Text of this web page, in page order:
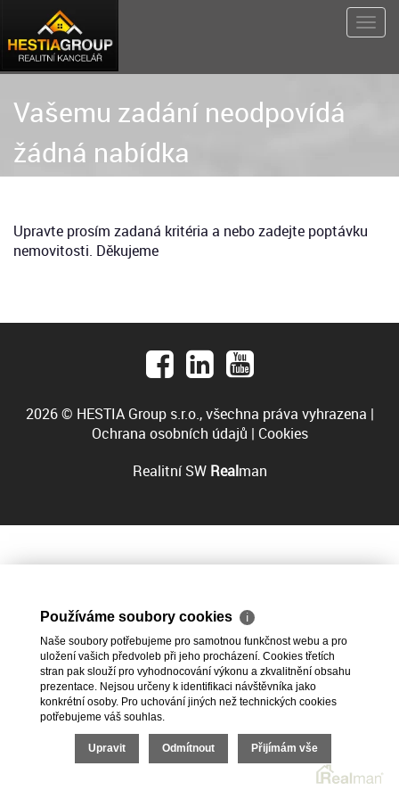
Vašemu zadání neodpovídá
žádná nabídka
Upravte prosím zadaná kritéria a nebo zadejte poptávku
nemovitosti. Děkujeme
2026 © HESTIA Group s.r.o., všechna práva vyhrazena |
Ochrana osobních údajů | Cookies
Realitní SW Realman
Používáme soubory cookies ℹ
Naše soubory potřebujeme pro samotnou funkčnost webu a pro
uložení vašich předvoleb při jeho procházení. Cookies třetích
stran pak slouží pro vyhodnocování výkonu a zkvalitnění obsahu
prezentace. Nejsou určeny k identifikaci návštěvníka jako
konkrétní osoby. Pro uchování jiných než technických cookies
potřebujeme váš souhlas.
Upravit Odmítnout Přijímám vše